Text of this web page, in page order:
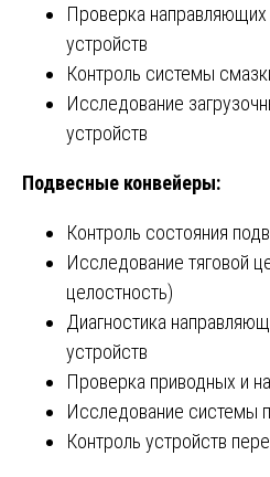
Проверка
устройств
Контроль системы
Исследование
устройств
Подвесные конвейеры:
Контроль состояния
Исследование тяговой
целостность)
Диагностика
устройств
Проверка приводных и
Исследование системы
Контроль устройств